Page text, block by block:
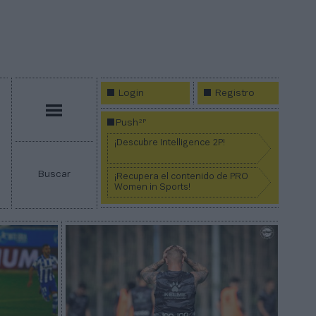
Buscar
Login Registro
Push2P
¡Descubre Intelligence 2P!
¡Recupera el contenido de PRO
Women in Sports!